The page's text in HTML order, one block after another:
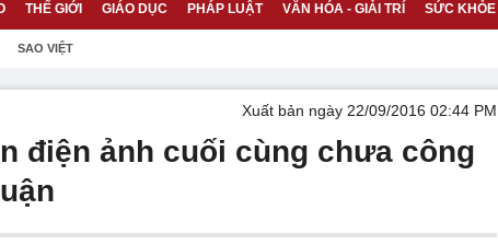
THẾ GIỚI GIÁO DỤC PHÁP LUẬT VĂN HÓA - GIẢI TRÍ SỨC KHỎE
SAO VIỆT
Xuất bản ngày 22/09/2016 02:44 PM
điện ảnh cuối cùng chưa công